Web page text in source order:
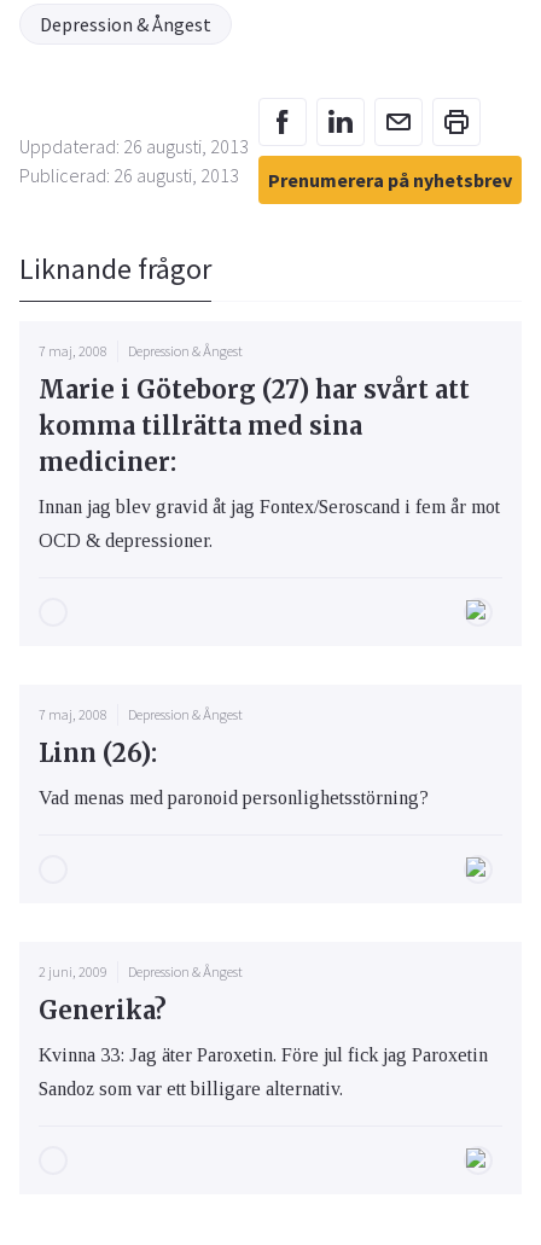
Depression & Ångest
Uppdaterad: 26 augusti, 2013
Publicerad: 26 augusti, 2013
Prenumerera på nyhetsbrev
Liknande frågor
7 maj, 2008 Depression & Ångest
Marie i Göteborg (27) har svårt att
komma tillrätta med sina
mediciner:
Innan jag blev gravid åt jag Fontex/Seroscand i fem år mot
OCD & depressioner.
7 maj, 2008 Depression & Ångest
Linn (26):
Vad menas med paronoid personlighetsstörning?
2 juni, 2009 Depression & Ångest
Generika?
Kvinna 33: Jag äter Paroxetin. Före jul fick jag Paroxetin
Sandoz som var ett billigare alternativ.